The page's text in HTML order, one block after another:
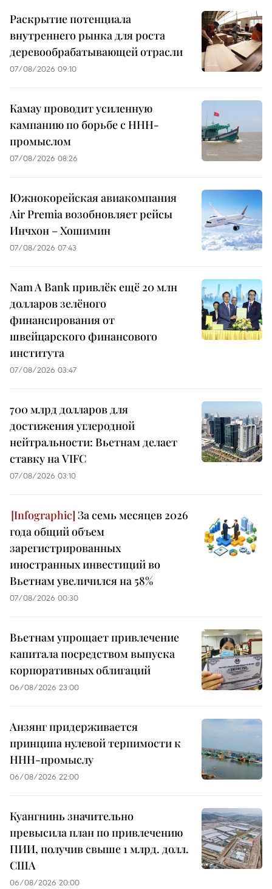
Раскрытие потенциала
внутреннего рынка для роста
деревообрабатывающей отрасли
07/08/2026 09:10
Камау проводит усиленную
кампанию по борьбе с ННН-
промыслом
07/08/2026 08:26
Южнокорейская авиакомпания
Air Premia возобновляет рейсы
Инчхон – Хошимин
07/08/2026 07:43
Nam A Bank привлёк ещё 20 млн
долларов зелёного
финансирования от
швейцарского финансового
института
07/08/2026 03:47
700 млрд долларов для
достижения углеродной
нейтральности: Вьетнам делает
ставку на VIFC
07/08/2026 03:10
За семь месяцев 2026
года общий объем
зарегистрированных
иностранных инвестиций во
Вьетнам увеличился на 58%
07/08/2026 00:30
Вьетнам упрощает привлечение
капитала посредством выпуска
корпоративных облигаций
06/08/2026 23:00
Анзянг придерживается
принципа нулевой терпимости к
ННН-промыслу
06/08/2026 22:00
Куангнинь значительно
превысила план по привлечению
ПИИ, получив свыше 1 млрд. долл.
США
06/08/2026 20:00